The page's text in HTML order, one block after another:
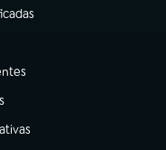
aba)